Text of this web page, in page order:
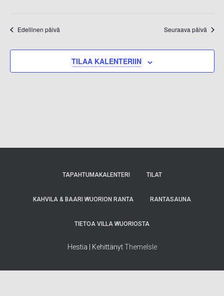
Edellinen päivä Seuraava päivä
TILAA KALENTERIIN
TAPAHTUMAKALENTERI TILAT
KAHVILA & BAARI WUORION RANTA RANTASAUNA
TIETOA VILLA WUORIOSTA
Hestia | KehittänytThemeIsle